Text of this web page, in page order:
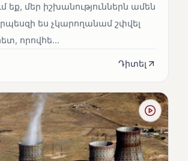
եք, մեր իշխանություններն ամեն
ես չկարողանամ շփվել
որովհե...
Դիտել